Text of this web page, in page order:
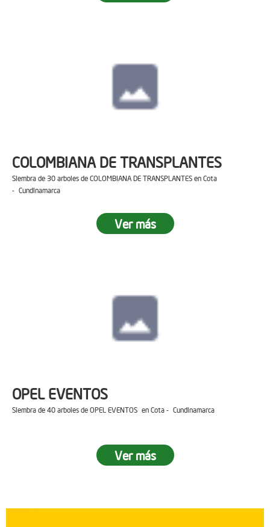
COLOMBIANA DE TRANSPLANTES
Siembra de 30 arboles de COLOMBIANA DE TRANSPLANTES en Cota
- Cundinamarca
Ver más
OPEL EVENTOS
Siembra de 40 arboles de OPEL EVENTOS en Cota - Cundinamarca
Ver más